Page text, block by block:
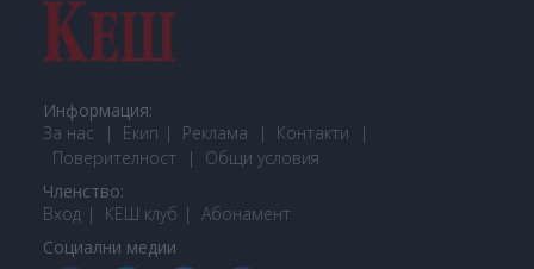
Информация:
За нас
Екип Реклама
Контакти
Поверителност
Общи условия
Членство:
Вход
КЕШ клуб Абонамент
Социални медии